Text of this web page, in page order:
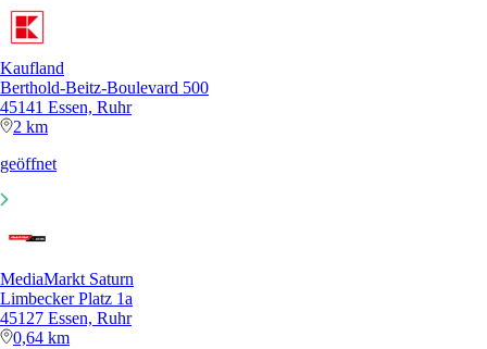
Kaufland
Berthold-Beitz-Boulevard 500
45141 Essen, Ruhr
2 km
geöffnet
MediaMarkt Saturn
Limbecker Platz 1a
45127 Essen, Ruhr
0,64 km